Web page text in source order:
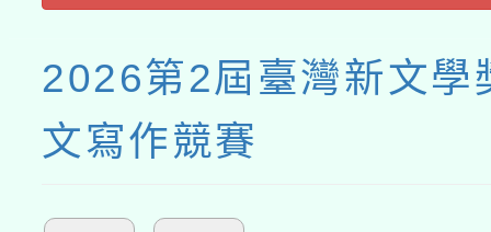
2026第2屆臺灣新文學
文寫作競賽